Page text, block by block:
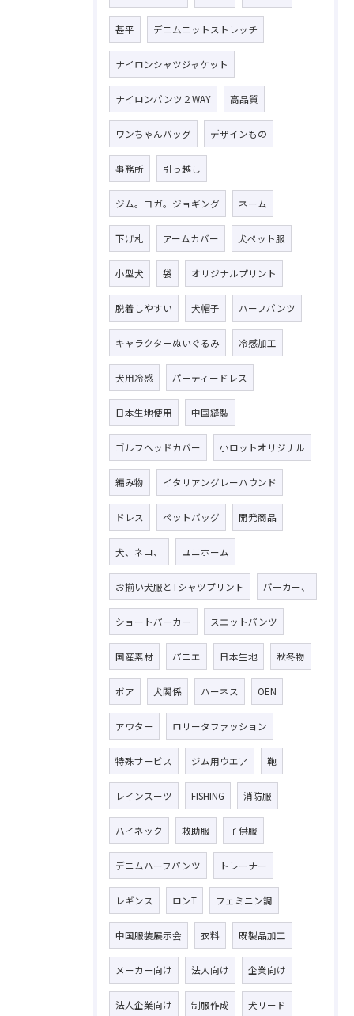
甚平 デニムニットストレッチ
ナイロンシャツジャケット
ナイロンパンツ２WAY 高品質
ワンちゃんバッグ デザインもの
事務所 引っ越し
ジム。ヨガ。ジョギング ネーム
下げ札 アームカバー 犬ペット服
小型犬 袋 オリジナルプリント
脱着しやすい 犬帽子 ハーフパンツ
キャラクターぬいぐるみ 冷感加工
犬用冷感 パーティードレス
日本生地使用 中国縫製
ゴルフヘッドカバー 小ロットオリジナル
編み物 イタリアングレーハウンド
ドレス ペットバッグ 開発商品
犬、ネコ、 ユニホーム
お揃い犬服とTシャツプリント パーカー、
ショートパーカー スエットパンツ
国産素材 パニエ 日本生地 秋冬物
ボア 犬関係 ハーネス OEN
アウター ロリータファッション
特殊サービス ジム用ウエア 鞄
レインスーツ FISHING 消防服
ハイネック 救助服 子供服
デニムハーフパンツ トレーナー
レギンス ロンT フェミニン調
中国服装展示会 衣料 既製品加工
メーカー向け 法人向け 企業向け
法人企業向け 制服作成 犬リード
お問い合わせはこちら